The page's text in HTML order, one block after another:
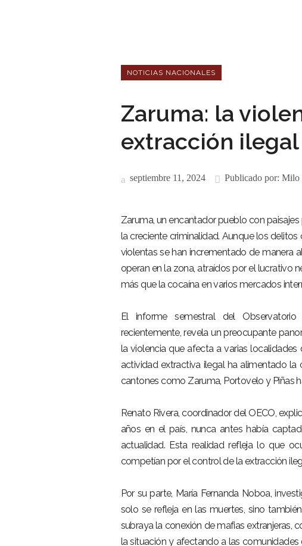
NOTICIAS NACIONALES
Zaruma: la
extracción
septiembre 11, 2024 Publicado por: Milo
Zaruma, un encantador pueblo con
la creciente criminalidad. Aunque los
violentas se han incrementado de manera
operan en la zona, atraídos por el lucrativo
más que la cocaína en varios mercados
El informe semestral del Observatorio
recientemente, revela un preocupante
la violencia que afecta a varias
actividad extractiva ilegal ha alimentado la
cantones como Zaruma, Portovelo y Piñas
Renato Rivera, coordinador del OECO,
años en el país, nunca antes había
actualidad. Esta realidad refleja lo que
competían por el control de la extracción
Por su parte, María Fernanda Noboa,
solo se refleja en las muertes, sino
subraya la conexión de mafias extranjeras,
la situación y afectando a las comunidades
MENÚ
Inicio